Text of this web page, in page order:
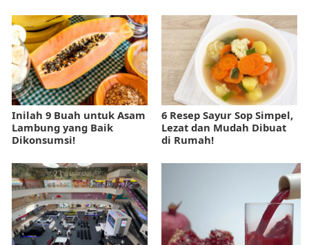
Inilah 9 Buah untuk Asam
Lambung yang Baik
Dikonsumsi!
6 Resep Sayur Sop Simpel,
Lezat dan Mudah Dibuat
di Rumah!